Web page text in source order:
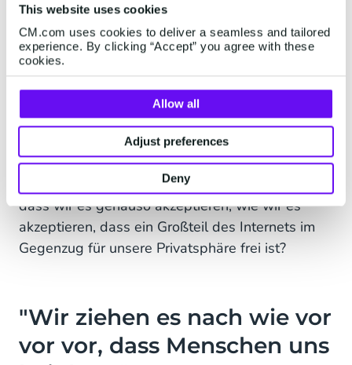
This website uses cookies
CM.com uses cookies to deliver a seamless and tailored
experience. By clicking “Accept” you agree with these
cookies.
Allow all
Adjust preferences
Deny
Es ist aber auch gut zu wissen, dass wenn sich
Bots ausdrücken, dass sie fehlerhaft sind oder
etwas Unerwartetes tun, das zwar unerwartet,
aber dennoch geplant ist, und zwar auf eine
lustige Art und Weise, dann lieben es die
Menschen. Es bringt sie sogar zum Kichern oder
Lachen. Vielleicht werden wir uns im Laufe der
Zeit völlig wohl fühlen, wenn es um
Gedankenleseroboter geht. Oder könnte es sein,
dass wir es genauso akzeptieren, wie wir es
akzeptieren, dass ein Großteil des Internets im
Gegenzug für unsere Privatsphäre frei ist?
"Wir ziehen es nach wie vor
vor vor, dass Menschen uns